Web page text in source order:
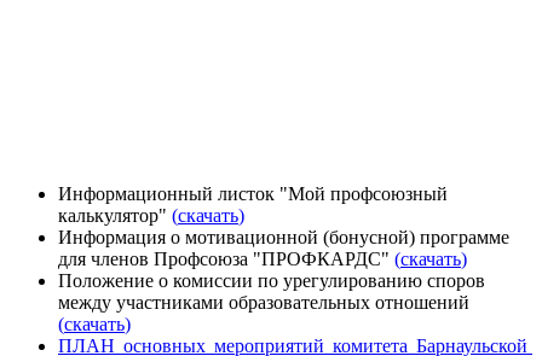
Информационный листок "Мой профсоюзный
калькулятор" (скачать)
Информация о мотивационной (бонусной) программе
для членов Профсоюза "ПРОФКАРДС" (скачать)
Положение о комиссии по урегулированию споров
между участниками образовательных отношений
(скачать)
ПЛАН основных мероприятий комитета Барнаульской